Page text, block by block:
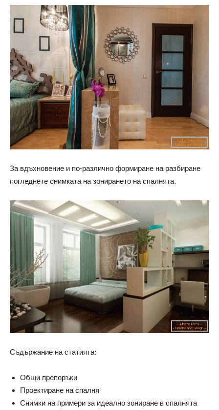
За вдъхновение и по-различно формиране на разбиране
погледнете снимката на зонирането на спалнята.
Съдържание на статията:
Общи препоръки
Проектиране на спалня
Снимки на примери за идеално зониране в спалнята